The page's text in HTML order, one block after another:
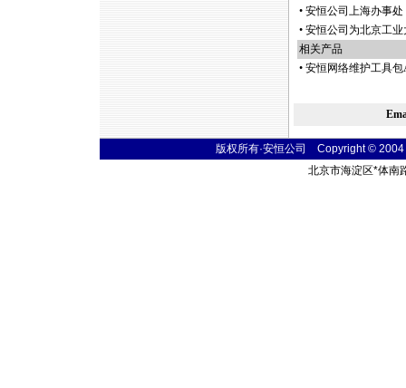
• 安恒公司上海办事处
• 安恒公司为北京工业
相关产品
• 安恒网络维护工具
版权所有·安恒公司 Copyright ©
北京市海淀区*体南